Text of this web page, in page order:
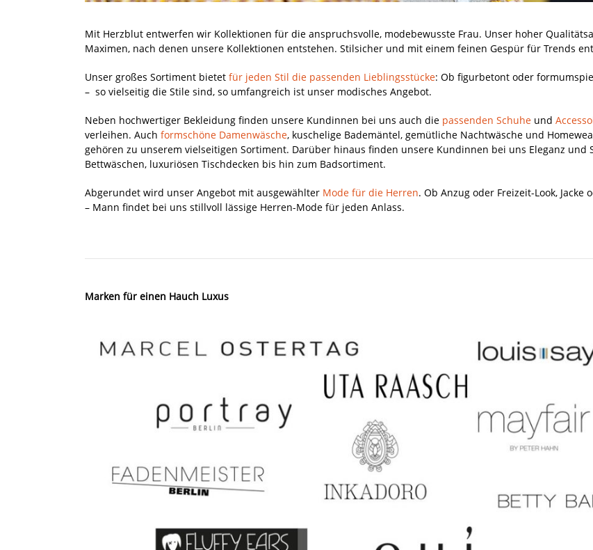
Mit Herzblut entwerfen wir Kollektionen für die anspruchsvolle, modebewusste Frau. Unser hoher
Maximen, nach denen unsere Kollektionen entstehen. Stilsicher und mit einem feinen Gespür für Trends
Unser großes Sortiment bietet für jeden Stil die passenden Lieblingsstücke: Ob figurbetont oder
– so vielseitig die Stile sind, so umfangreich ist unser modisches Angebot.
Neben hochwertiger Bekleidung finden unsere Kundinnen bei uns auch die passenden Schuhe und
verleihen. Auch formschöne Damenwäsche, kuschelige Bademäntel, gemütliche Nachtwäsche und
gehören zu unserem vielseitigen Sortiment. Darüber hinaus finden unsere Kundinnen bei uns Eleganz und
Bettwäschen, luxuriösen Tischdecken bis hin zum Badsortiment.
Abgerundet wird unser Angebot mit ausgewählter Mode für die Herren. Ob Anzug oder Freizeit-Look,
– Mann findet bei uns stillvoll lässige Herren-Mode für jeden Anlass.
Marken für einen Hauch Luxus